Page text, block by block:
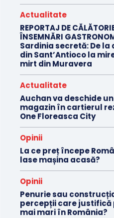
Actualitate
REPORTAJ DE
ÎNSEMNĂRI
Sardinia secretă: De la
din Sant’Antioco la
mirt din Muravera
Actualitate
Auchan va deschide
magazin în cartierul
One Floreasca City
Opinii
La ce preț începe
lase mașina acasă?
Opinii
Penurie sau
percepții care justifică
mai mari în România?